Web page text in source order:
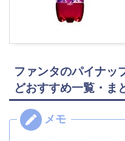
ファンタのパイナッ
どおすすめ一覧・ま